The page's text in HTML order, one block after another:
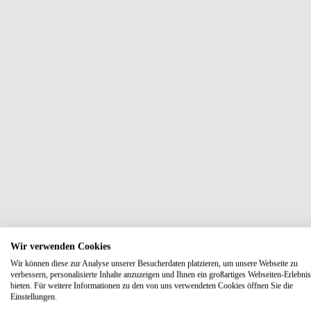
Wir verwenden Cookies
Wir können diese zur Analyse unserer Besucherdaten platzieren, um unsere Webseite zu
verbessern, personalisierte Inhalte anzuzeigen und Ihnen ein großartiges Webseiten-
bieten. Für weitere Informationen zu den von uns verwendeten Cookies öffnen Sie die
Einstellungen.